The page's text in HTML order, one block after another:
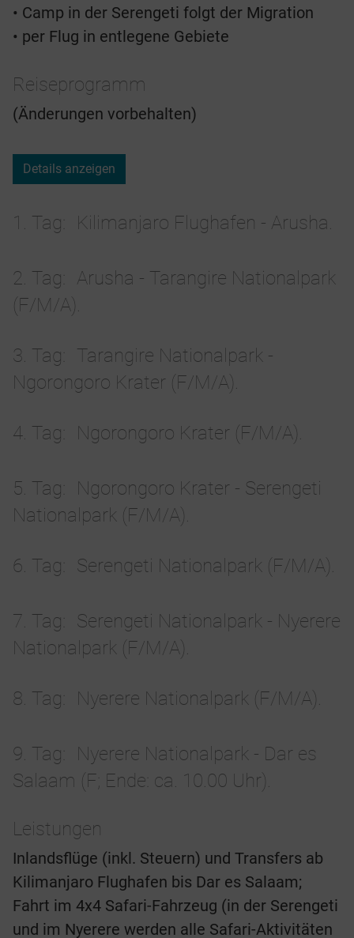
• Camp in der Serengeti folgt der Migration
• per Flug in entlegene Gebiete
Reiseprogramm
(Änderungen vorbehalten)
Details anzeigen
1. Tag Kilimanjaro Flughafen - Arusha.
2. Tag
Arusha - Tarangire Nationalpark
(F/M/A).
3. Tag
Tarangire Nationalpark -
Ngorongoro Krater (F/M/A).
4. Tag Ngorongoro Krater (F/M/A).
5. Tag
Ngorongoro Krater - Serengeti
Nationalpark (F/M/A).
6. Tag Serengeti Nationalpark (F/M/A).
7. Tag
Serengeti Nationalpark - Nyerere
Nationalpark (F/M/A).
8. Tag Nyerere Nationalpark (F/M/A).
9. Tag
Nyerere Nationalpark - Dar es
Salaam (F; Ende: ca. 10.00 Uhr).
Leistungen
Inlandsflüge (inkl. Steuern) und Transfers ab
Kilimanjaro Flughafen bis Dar es Salaam;
Fahrt im 4x4 Safari-Fahrzeug (in der Serengeti
und im Nyerere werden alle Safari-Aktivitäten